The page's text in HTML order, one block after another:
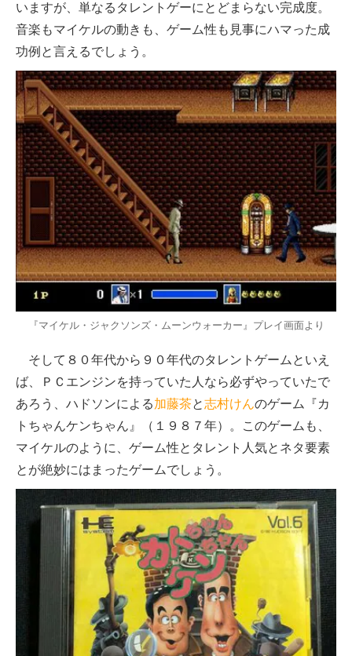
いますが、単なるタレントゲーにとどまらない完成度。
音楽もマイケルの動きも、ゲーム性も見事にハマった成
功例と言えるでしょう。
『マイケル・ジャクソンズ・ムーンウォーカー』プレイ画面より
そして８０年代から９０年代のタレントゲームといえ
ば、ＰＣエンジンを持っていた人なら必ずやっていたで
あろう、ハドソンによる加藤茶と志村けんのゲーム『カ
トちゃんケンちゃん』（１９８７年）。このゲームも、
マイケルのように、ゲーム性とタレント人気とネタ要素
とが絶妙にはまったゲームでしょう。